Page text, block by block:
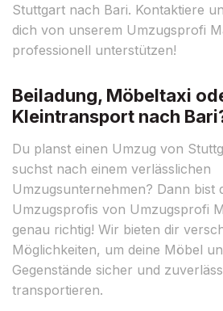
Stuttgart nach Bari. Kontaktiere
dich von unserem Umzugsprofi
professionell unterstützen!
Beiladung, Möbeltaxi
Kleintransport nach
Du planst einen Umzug von
suchst nach einem verlässlichen
Umzugsunternehmen? Dann bist
Umzugsprofis von Umzugsprofi
genau richtig! Wir bieten dir
Möglichkeiten, um deine Möbel
Gegenstände sicher und
transportieren.